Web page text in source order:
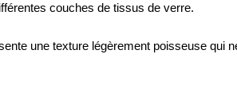
couches de tissus de verre.
une texture légèrement poisseuse qui